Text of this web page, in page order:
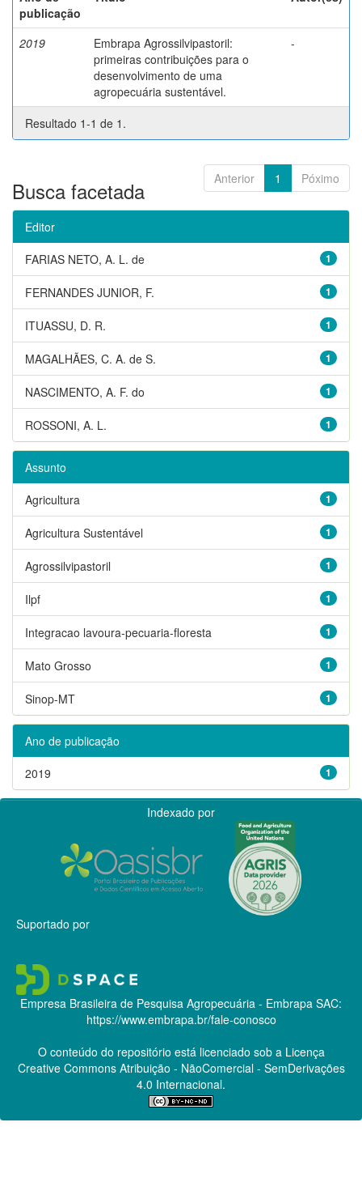
publicação
2019
Embrapa Agrossilvipastoril:
primeiras contribuições para o
desenvolvimento de uma
agropecuária sustentável.
-
Resultado 1-1 de 1.
Anterior 1 Póximo
Busca facetada
Editor
1
FARIAS NETO, A. L. de
1
FERNANDES JUNIOR, F.
1
ITUASSU, D. R.
1
MAGALHÃES, C. A. de S.
1
NASCIMENTO, A. F. do
1
ROSSONI, A. L.
Assunto
1
Agricultura
1
Agricultura Sustentável
1
Agrossilvipastoril
1
Ilpf
1
Integracao lavoura-pecuaria-floresta
1
Mato Grosso
1
Sinop-MT
Ano de publicação
1
2019
Indexado por
Suportado por
Empresa Brasileira de Pesquisa Agropecuária - Embrapa SAC:
https://www.embrapa.br/fale-conosco
O conteúdo do repositório está licenciado sob a Licença
Creative CommonsAtribuição - NãoComercial - SemDerivações
4.0 Internacional.